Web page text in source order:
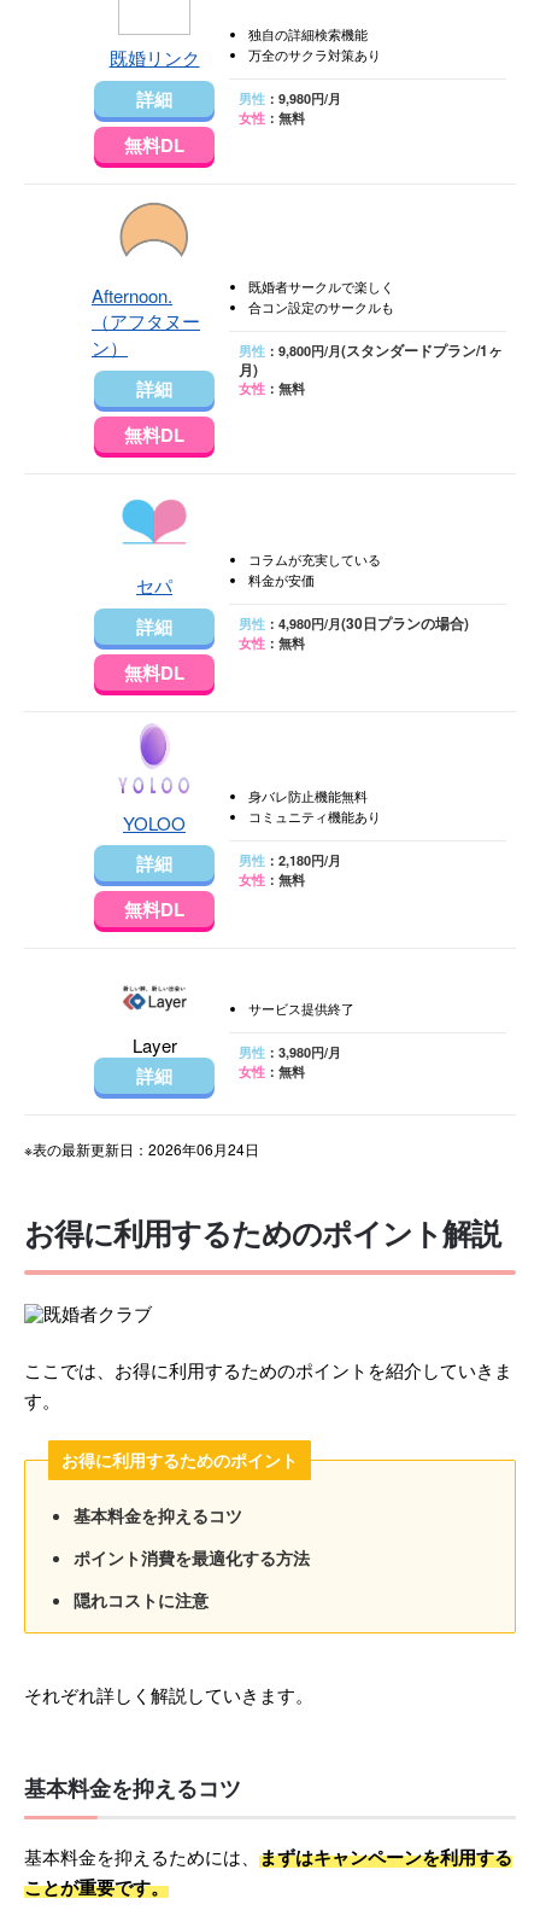
既婚リンク
詳細
無料DL
独自の詳細検索機能
万全のサクラ対策あり
男性：9,980円/月
女性：無料
Afternoon.
（アフタヌー
ン）
詳細
無料DL
既婚者サークルで楽しく
合コン設定のサークルも
男性：9,800円/月(スタンダードプラン/1ヶ
月)
女性：無料
セパ
詳細
無料DL
コラムが充実している
料金が安価
男性：4,980円/月(30日プランの場合)
女性：無料
YOLOO
詳細
無料DL
身バレ防止機能無料
コミュニティ機能あり
男性：2,180円/月
女性：無料
Layer
詳細
サービス提供終了
男性：3,980円/月
女性：無料
※表の最新更新日：2026年06月24日
お得に利用するためのポイント解説
ここでは、お得に利用するためのポイントを紹介していきま
す。
お得に利用するためのポイント
基本料金を抑えるコツ
ポイント消費を最適化する方法
隠れコストに注意
それぞれ詳しく解説していきます。
基本料金を抑えるコツ
基本料金を抑えるためには、 まずはキャンペーンを利用する
ことが重要です。